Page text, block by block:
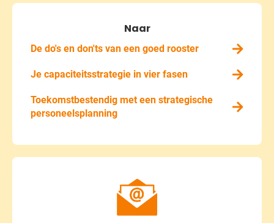
Naar
De do's en don'ts van een goed rooster
Je capaciteitsstrategie in vier fasen
Toekomstbestendig met een strategische
personeelsplanning